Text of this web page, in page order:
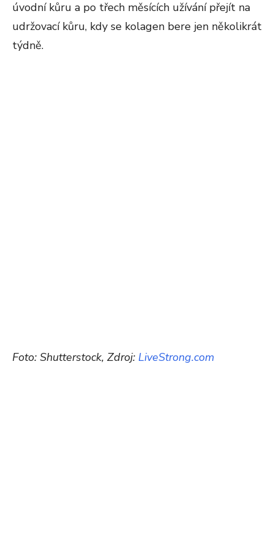
úvodní kůru a po třech měsících užívání přejít na
udržovací kůru, kdy se kolagen bere jen několikrát
týdně.
Foto: Shutterstock, Zdroj: LiveStrong.com